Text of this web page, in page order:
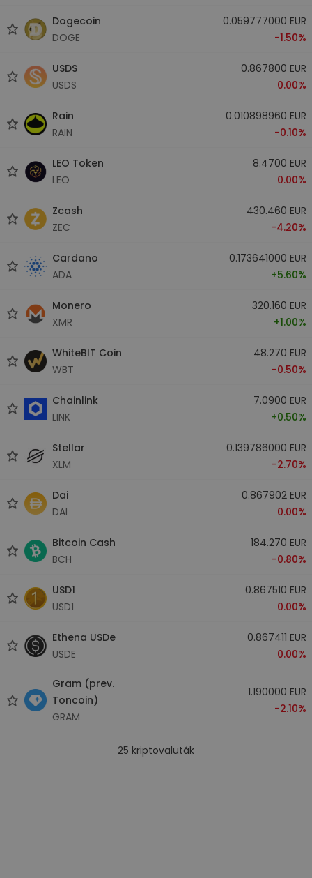
Dogecoin
DOGE
0.059777000 EUR
-1.50%
USDS
USDS
0.867800 EUR
0.00%
Rain
RAIN
0.010898960 EUR
-0.10%
LEO Token
LEO
8.4700 EUR
0.00%
Zcash
ZEC
430.460 EUR
-4.20%
Cardano
ADA
0.173641000 EUR
+5.60%
Monero
XMR
320.160 EUR
+1.00%
WhiteBIT Coin
WBT
48.270 EUR
-0.50%
Chainlink
LINK
7.0900 EUR
+0.50%
Stellar
XLM
0.139786000 EUR
-2.70%
Dai
DAI
0.867902 EUR
0.00%
Bitcoin Cash
BCH
184.270 EUR
-0.80%
USD1
USD1
0.867510 EUR
0.00%
Ethena USDe
USDE
0.867411 EUR
0.00%
Gram (prev.
Toncoin)
GRAM
1.190000 EUR
-2.10%
25 kriptovaluták